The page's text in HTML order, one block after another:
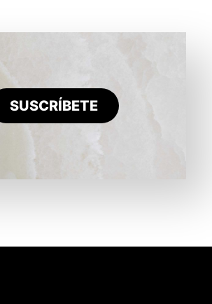
SUSCRÍBETE